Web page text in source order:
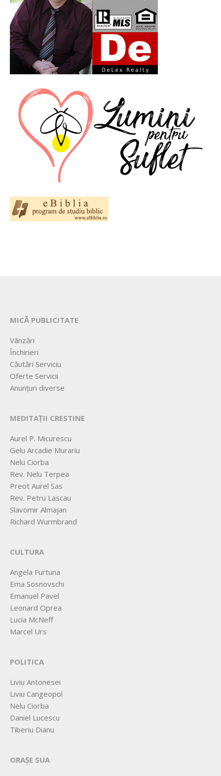
MICĂ PUBLICITATE
Vânzări
Închirieri
Căutări Serviciu
Oferte Servicii
Anunțuri diverse
MEDITAȚII CRESTINE
Aurel P. Micurescu
Gelu Arcadie Murariu
Nelu Ciorba
Rev. Nelu Terpea
Preot Aurel Sas
Rev. Petru Lascau
Slavomir Almajan
Richard Wurmbrand
CULTURA
Angela Furtuna
Ema Sosnovschi
Emanuel Pavel
Leonard Oprea
Lucia McNeff
Marcel Urs
POLITICA
Liviu Antonesei
Liviu Cangeopol
Nelu Ciorba
Daniel Lucescu
Tiberiu Dianu
ORAȘE SUA